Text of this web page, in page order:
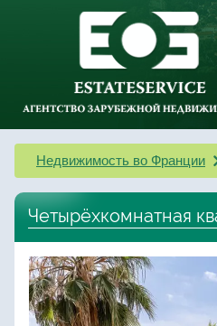
Недвижимость во Франции
Четырёхкомнатная